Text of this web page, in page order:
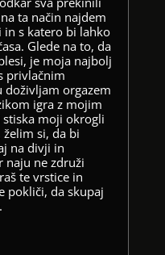
ta način najdem
s katero bi lahko
Glede na to, da
je moja najbolj
privlačnim
doživljam orgazem
igra z mojim
moji okrogli
si, da bi
na divji in
naju ne združi
te vrstice in
pokliči, da skupaj